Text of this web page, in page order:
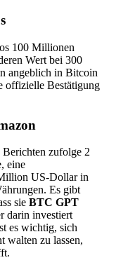
100 Millionen
Wert bei 300
angeblich in Bitcoin
offizielle Bestätigung
zufolge 2
eine
US-Dollar in
Es gibt
sie BTC GPT
darin investiert
es wichtig, sich
walten zu lassen,